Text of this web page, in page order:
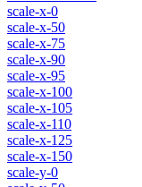
scale-x-0
scale-x-50
scale-x-75
scale-x-90
scale-x-95
scale-x-100
scale-x-105
scale-x-110
scale-x-125
scale-x-150
scale-y-0